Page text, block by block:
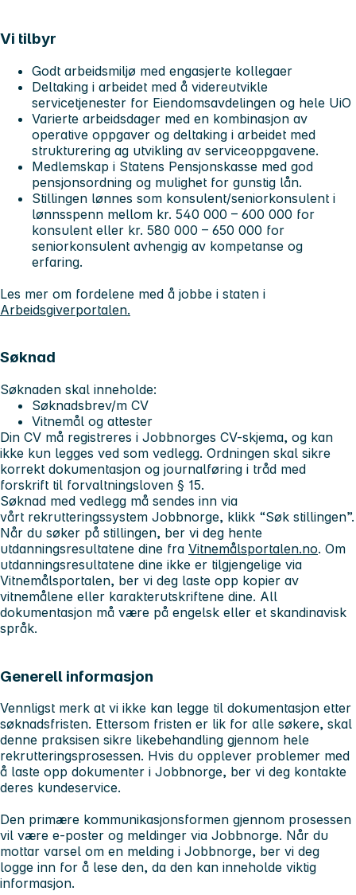
Vi tilbyr
Godt arbeidsmiljø med engasjerte kollegaer
Deltaking i arbeidet med å videreutvikle
servicetjenester for Eiendomsavdelingen og hele UiO
Varierte arbeidsdager med en kombinasjon av
operative oppgaver og deltaking i arbeidet med
strukturering ag utvikling av serviceoppgavene.
Medlemskap i Statens Pensjonskasse med god
pensjonsordning og mulighet for gunstig lån.
Stillingen lønnes som konsulent/seniorkonsulent i
lønnsspenn mellom kr. 540 000 – 600 000 for
konsulent eller kr. 580 000 – 650 000 for
seniorkonsulent avhengig av kompetanse og
erfaring.
Les mer om fordelene med å jobbe i staten i
Arbeidsgiverportalen.
Søknad
Søknaden skal inneholde:
Søknadsbrev/m CV
Vitnemål og attester
Din CV må registreres i Jobbnorges CV-skjema, og kan
ikke kun legges ved som vedlegg. Ordningen skal sikre
korrekt dokumentasjon og journalføring i tråd med
forskrift til forvaltningsloven § 15.
Søknad med vedlegg må sendes inn via
vårt rekrutteringssystem Jobbnorge, klikk “Søk stillingen”.
Når du søker på stillingen, ber vi deg hente
utdanningsresultatene dine fra Vitnemålsportalen.no. Om
utdanningsresultatene dine ikke er tilgjengelige via
Vitnemålsportalen, ber vi deg laste opp kopier av
vitnemålene eller karakterutskriftene dine. All
dokumentasjon må være på engelsk eller et skandinavisk
språk.
Generell informasjon
Vennligst merk at vi ikke kan legge til dokumentasjon etter
søknadsfristen. Ettersom fristen er lik for alle søkere, skal
denne praksisen sikre likebehandling gjennom hele
rekrutteringsprosessen. Hvis du opplever problemer med
å laste opp dokumenter i Jobbnorge, ber vi deg kontakte
deres kundeservice.
Den primære kommunikasjonsformen gjennom prosessen
vil være e-poster og meldinger via Jobbnorge. Når du
mottar varsel om en melding i Jobbnorge, ber vi deg
logge inn for å lese den, da den kan inneholde viktig
informasjon.